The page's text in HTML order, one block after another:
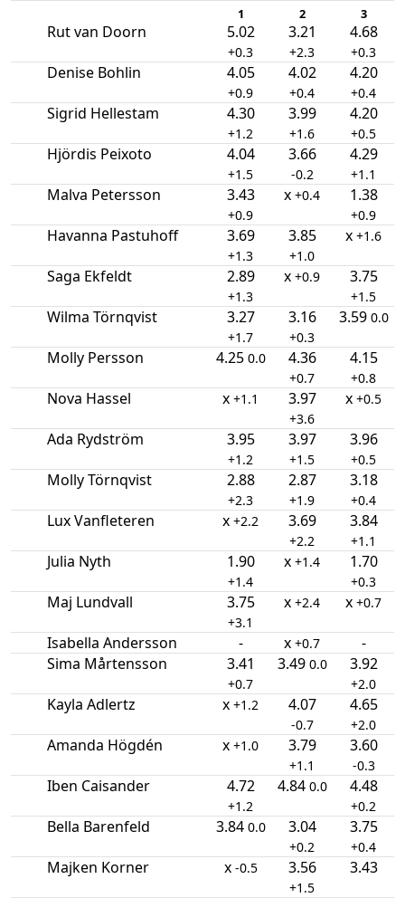
1 2 3
Rut van Doorn 5.02
+0.3
3.21
+2.3
4.68
+0.3
Denise Bohlin 4.05
+0.9
4.02
+0.4
4.20
+0.4
Sigrid Hellestam 4.30
+1.2
3.99
+1.6
4.20
+0.5
Hjördis Peixoto 4.04
+1.5
3.66
-0.2
4.29
+1.1
Malva Petersson 3.43
+0.9
x +0.4 1.38
+0.9
Havanna Pastuhoff 3.69
+1.3
3.85
+1.0
x +1.6
Saga Ekfeldt 2.89
+1.3
x +0.9 3.75
+1.5
Wilma Törnqvist 3.27
+1.7
3.16
+0.3
3.59 0.0
Molly Persson 4.25 0.0 4.36
+0.7
4.15
+0.8
Nova Hassel x +1.1 3.97
+3.6
x +0.5
Ada Rydström 3.95
+1.2
3.97
+1.5
3.96
+0.5
Molly Törnqvist 2.88
+2.3
2.87
+1.9
3.18
+0.4
Lux Vanfleteren x +2.2 3.69
+2.2
3.84
+1.1
Julia Nyth 1.90
+1.4
x +1.4 1.70
+0.3
Maj Lundvall 3.75
+3.1
x +2.4 x +0.7
Isabella Andersson - x +0.7
-
Sima Mårtensson
3.41
+0.7
3.49 0.0 3.92
+2.0
Kayla Adlertz x +1.2 4.07
-0.7
4.65
+2.0
Amanda Högdén x +1.0 3.79
+1.1
3.60
-0.3
Iben Caisander 4.72
+1.2
4.84 0.0 4.48
+0.2
Bella Barenfeld 3.84 0.0 3.04
+0.2
3.75
+0.4
Majken Korner x -0.5 3.56
+1.5
3.43